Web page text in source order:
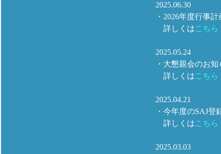
2025.06.30
・2026年度行事
詳しくはこちら
2025.05.24
・大懇親会のお
詳しくはこちら
2025.04.21
・今年度のSAJ
詳しくはこちら
2025.03.03